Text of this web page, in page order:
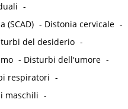
-
(SCAD) - Distonia cervicale -
del desiderio -
- Disturbi dell'umore -
respiratori -
maschili -